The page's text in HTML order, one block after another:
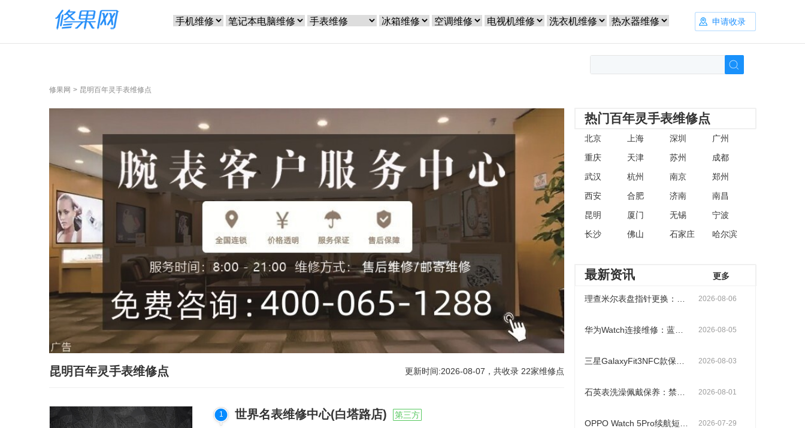
申请收录
修果网 昆明百年灵手表维修点
昆明百年灵手表维修点 更新时间:2026-08-07，共收录 22家维修点
1 世界名表维修中心(白塔路店) 第三方
热门百年灵手表维修点
北京 上海 深圳
广州
重庆
天津 苏州
成都
武汉
杭州 南京
郑州
西安
合肥 济南
南昌
昆明
厦门 无锡
宁波
长沙
佛山 石家庄 哈尔滨
最新资讯 更多
2026-08-06
2026-08-05
2026-08-03
2026-08-01
2026-07-29